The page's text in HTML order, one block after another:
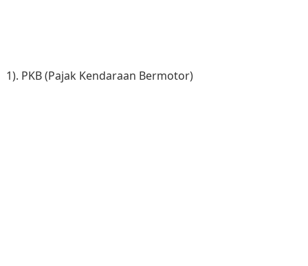
1). PKB (Pajak Kendaraan Bermotor)